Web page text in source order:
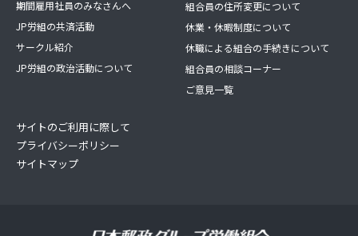
期間雇用社員のみなさんへ
JP労組の共済活動
サークル紹介
JP労組の政治活動について
組合員の住所変更について
休業・休暇制度について
休職による組合の手続きについて
組合員の相談コーナー
ご意見一覧
サイトのご利用に際して
プライバシーポリシー
サイトマップ